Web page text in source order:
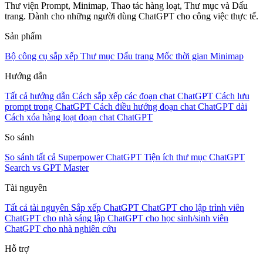
Thư viện Prompt, Minimap, Thao tác hàng loạt, Thư mục và Dấu
trang. Dành cho những người dùng ChatGPT cho công việc thực tế.
Sản phẩm
Bộ công cụ sắp xếp Thư mục Dấu trang Mốc thời gian Minimap
Hướng dẫn
Tất cả hướng dẫn Cách sắp xếp các đoạn chat ChatGPT Cách lưu
prompt trong ChatGPT Cách điều hướng đoạn chat ChatGPT dài
Cách xóa hàng loạt đoạn chat ChatGPT
So sánh
So sánh tất cả Superpower ChatGPT Tiện ích thư mục ChatGPT
Search vs GPT Master
Tài nguyên
Tất cả tài nguyên Sắp xếp ChatGPT ChatGPT cho lập trình viên
ChatGPT cho nhà sáng lập ChatGPT cho học sinh/sinh viên
ChatGPT cho nhà nghiên cứu
Hỗ trợ